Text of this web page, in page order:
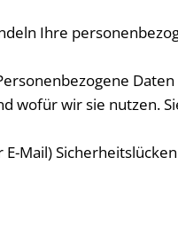
Ihre
wir sie nutzen.